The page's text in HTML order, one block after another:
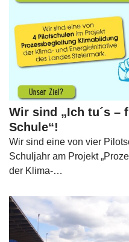
Wir sind „Ich tu´s –
Schule“!
Wir sind eine von vier
Schuljahr am Projekt
der Klima-…